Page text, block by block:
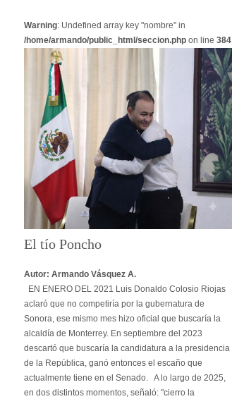
Warning: Undefined array key "nombre" in
/home/armando/public_html/seccion.php on line 384
El tío Poncho
Autor: Armando Vásquez A.
EN ENERO DEL 2021 Luis Donaldo Colosio Riojas
aclaró que no competiría por la gubernatura de
Sonora, ese mismo mes hizo oficial que buscaría la
alcaldía de Monterrey. En septiembre del 2023
descartó que buscaría la candidatura a la presidencia
de la República, ganó entonces el escaño que
actualmente tiene en el Senado. A lo largo de 2025,
en dos distintos momentos, señaló: "cierro la